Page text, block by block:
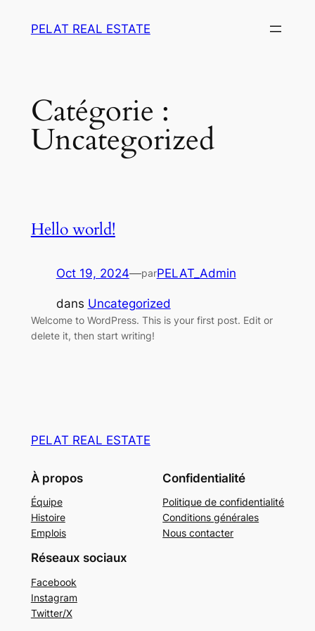
PELAT REAL ESTATE
Catégorie :
Uncategorized
Hello world!
Oct 19, 2024—parPELAT_Admin
dans Uncategorized
Welcome to WordPress. This is your first post. Edit or
delete it, then start writing!
PELAT REAL ESTATE
À propos
Équipe
Histoire
Emplois
Confidentialité
Politique de confidentialité
Conditions générales
Nous contacter
Réseaux sociaux
Facebook
Instagram
Twitter/X